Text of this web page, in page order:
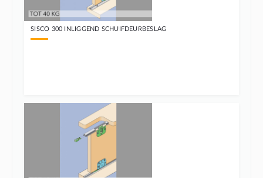
SISCO 300 INLIGGEND SCHUIFDEURBESLAG